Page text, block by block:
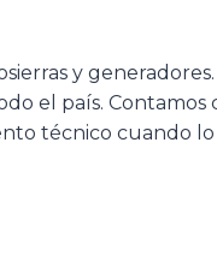
y
el país.
técnico cuando lo